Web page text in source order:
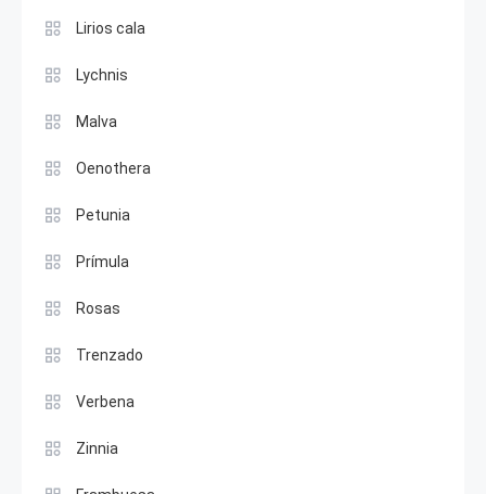
Lirios cala
Lychnis
Malva
Oenothera
Petunia
Prímula
Rosas
Trenzado
Verbena
Zinnia